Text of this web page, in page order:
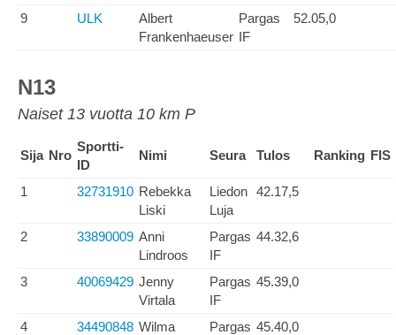
9 ULK
Albert
Frankenhaeuser
Pargas
IF
52.05,0
N13
Naiset 13 vuotta 10 km P
Sija Nro
Sportti-
ID
Nimi Seura Tulos Ranking FIS
1 32731910 Rebekka
Liski
Liedon
Luja
42.17,5
2 33890009 Anni
Lindroos
Pargas
IF
44.32,6
3 40069429 Jenny
Virtala
Pargas
IF
45.39,0
4 34490848 Wilma
Pargas 45.40,0